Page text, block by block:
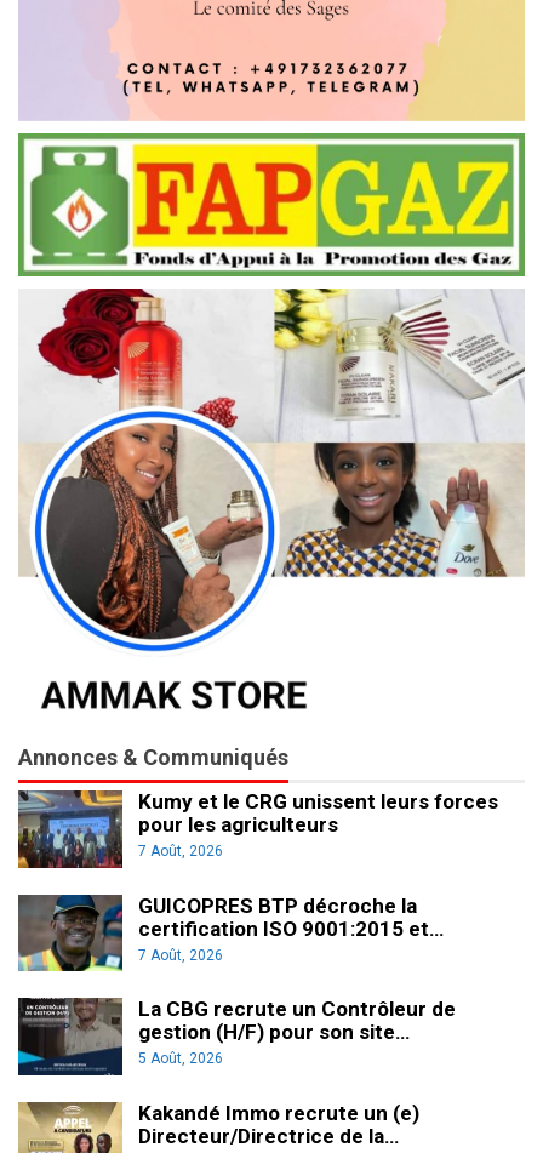
Annonces & Communiqués
Kumy et le CRG unissent leurs forces
pour les agriculteurs
7 Août, 2026
GUICOPRES BTP décroche la
certification ISO 9001:2015 et…
7 Août, 2026
La CBG recrute un Contrôleur de
gestion (H/F) pour son site…
5 Août, 2026
Kakandé Immo recrute un (e)
Directeur/Directrice de la…